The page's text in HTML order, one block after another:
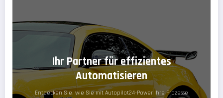
Ihr Partner für effizientes
Automatisieren
Entdecken Sie, wie Sie mit Autopilot24-Power Ihre Prozesse